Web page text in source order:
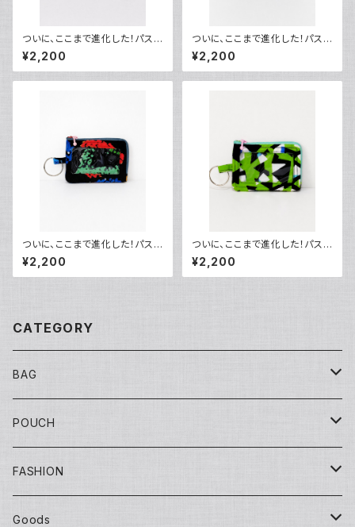
ついに、ここまで進化した！パスケ
ース0204
¥2,200
ついに、ここまで進化した！パスケ
ース0105
¥2,200
ついに、ここまで進化した！パスケ
ース0309
¥2,200
ついに、ここまで進化した！パスケ
ース1112
¥2,200
CATEGORY
BAG
Tote
Yuko bag
Huge bag
Sisal
Sisal round
Banana
POUCH
Flat
Embroidery（刺繍）
マチ付き
FASHION
Adult
Goods